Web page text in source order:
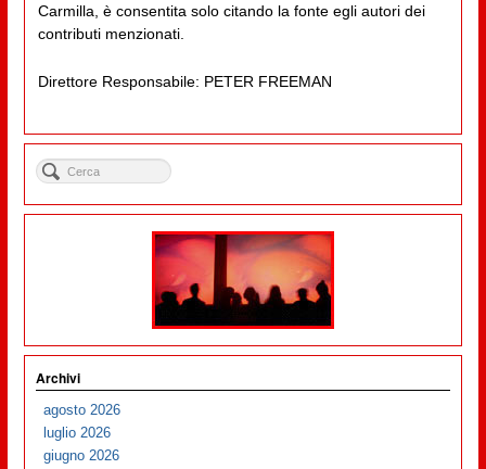
Carmilla, è consentita solo citando la fonte egli autori dei
contributi menzionati.
Direttore Responsabile: PETER FREEMAN
Archivi
agosto 2026
luglio 2026
giugno 2026